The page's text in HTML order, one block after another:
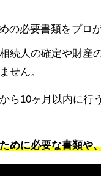
続人の確定や財産
せん。
ら10ヶ月以内に行
めに必要な書類や